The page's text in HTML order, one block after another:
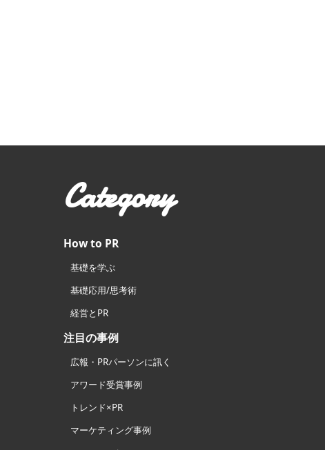
Category
How to PR
基礎を学ぶ
基礎応用/思考術
経営とPR
注目の事例
広報・PRパーソンに訊く
アワード受賞事例
トレンド×PR
マーケティング事例